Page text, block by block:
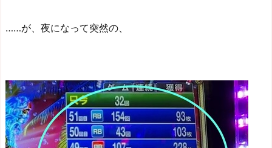
……が、夜になって突然の、